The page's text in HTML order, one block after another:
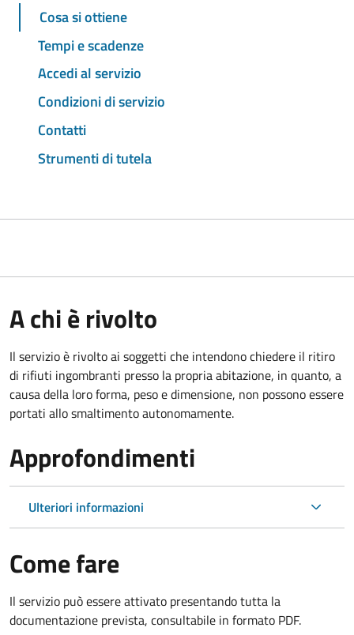
Cosa si ottiene
Tempi e scadenze
Accedi al servizio
Condizioni di servizio
Contatti
Strumenti di tutela
A chi è rivolto
Il servizio è rivolto ai soggetti che intendono chiedere il ritiro
di rifiuti ingombranti presso la propria abitazione, in quanto, a
causa della loro forma, peso e dimensione, non possono essere
portati allo smaltimento autonomamente.
Approfondimenti
Ulteriori informazioni
Come fare
Il servizio può essere attivato presentando tutta la
documentazione prevista, consultabile in formato PDF.